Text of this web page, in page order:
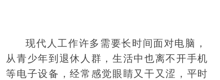
现代人工作许多需要长时间面对电脑，
从青少年到退休人群，生活中也离不开手机
等电子设备，经常感觉眼睛又干又涩，平时